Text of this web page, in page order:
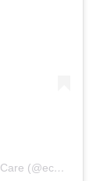
Une publication partagée par Biodiversity Care (@eco.volontaire)